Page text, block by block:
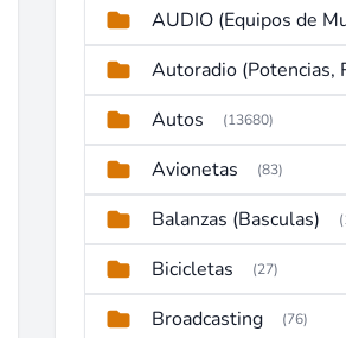
Autos (13680)
Avionetas (83)
Balanzas (Basculas)
Bicicletas (27)
Broadcasting (76)